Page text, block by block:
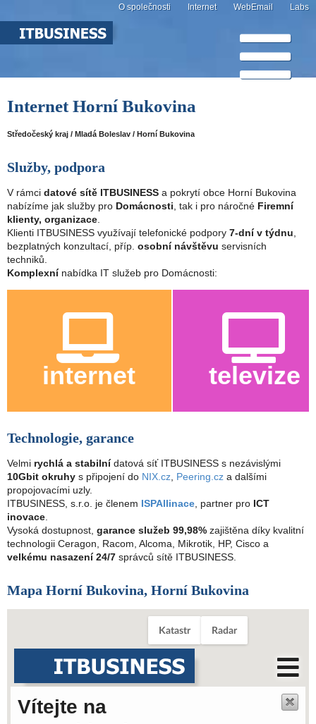
O společnosti Internet WebEmail Labs
Internet Horní Bukovina
Středočeský kraj / Mladá Boleslav / Horní Bukovina
Služby, podpora
V rámci datové sítě ITBUSINESS a pokrytí obce Horní Bukovina
nabízíme jak služby pro Domácnosti , tak i pro náročné Firemní
klienty, organizace
Klienti ITBUSINESS využívají telefonické podpory 7-dní v týdnu
bezplatných konzultací, příp. osobní návštěvu servisních
techniků.
Komplexnínabídka IT služeb pro Domácnosti:
internet televize
Technologie, garance
Velmi rychlá a stabilnídatová síť ITBUSINESS s nezávislými
10Gbit okruhy s připojení do NIX.cz, Peering.cz a dalšími
propojovacími uzly.
ITBUSINESS, s.r.o. je členem ISPAllinace, partner pro ICT
inovace.
Vysoká dostupnost, garance služeb 99,98% zajištěna díky kvalitní
technologii Ceragon, Racom, Alcoma, Mikrotik, HP, Cisco a
velkému nasazení 24/7 správců sítě ITBUSINESS.
Mapa Horní Bukovina, Horní Bukovina